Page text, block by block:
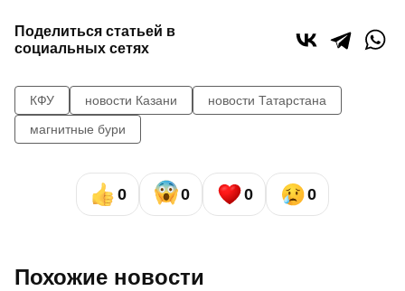
Поделиться статьей в
социальных сетях
КФУ новости Казани
новости Татарстана
магнитные бури
0 0 0 0
Похожие новости